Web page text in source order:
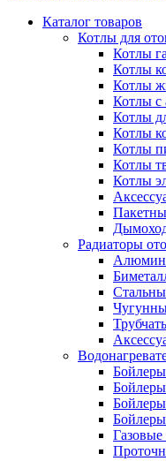
Каталог товаров
Котлы для
Котлы
Котлы
Котлы
Котлы с
Котлы
Котлы
Котлы
Котлы
Котлы
Радиаторы
Бойлеры
Бойлеры
Газовые